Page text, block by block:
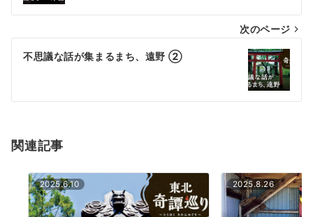
ナ
ビ
ゲ
シ
ン
次のページ
不思議な話が集まるまち、遠野 ②
関連記事
2025.6.10 2025.8.26